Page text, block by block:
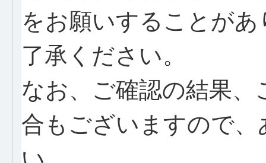
をお願いすることが
了承ください。
なお、ご確認の結果
合もございますので